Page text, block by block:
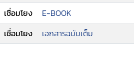
เชื่อมโยง
E-BOOK
เชื่อมโยง
เอกสารฉบับเต็ม